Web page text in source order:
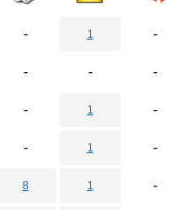
- 1 -
- - -
- 1 -
- 1 -
8 1 -